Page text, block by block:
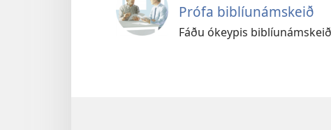
Prófa biblíunámskeið
Fáðu ókeypis